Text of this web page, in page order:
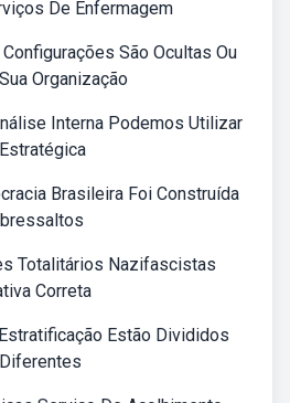
De Enfermagem
São Ocultas Ou
Organização
Interna Podemos Utilizar
Brasileira Foi Construída
Totalitários Nazifascistas
Correta
Estão Divididos